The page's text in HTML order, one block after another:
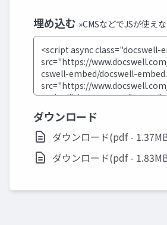
埋め込む »CMSなどでJSが使え
ダウンロード
ダウンロード(pdf -
ダウンロード(pdf -